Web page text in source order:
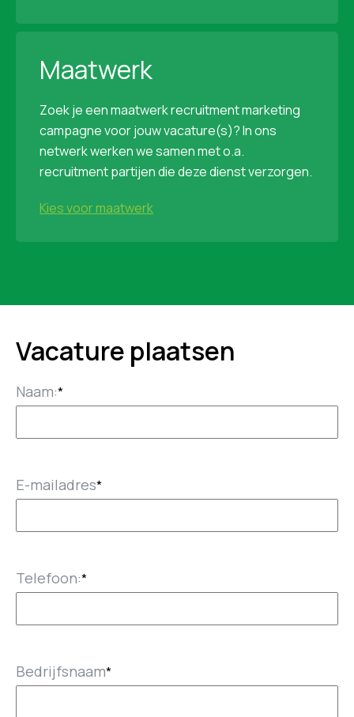
Maatwerk
Zoek je een maatwerk recruitment marketing
campagne voor jouw vacature(s)? In ons
netwerk werken we samen met o.a.
recruitment partijen die deze dienst verzorgen.
Kies voor maatwerk
Vacature plaatsen
Naam:*
E-mailadres*
Telefoon:*
Bedrijfsnaam*